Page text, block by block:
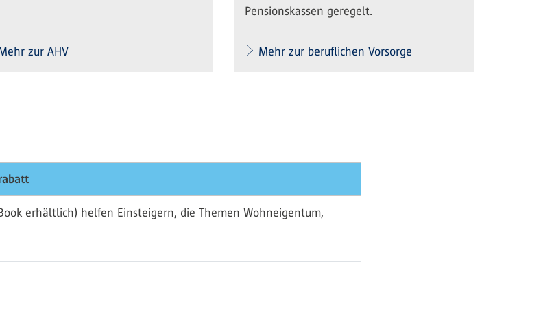
zur AHV
Pensionskassen geregelt.
Mehr zur beruflichen Vorsorge
erhältlich) helfen Einsteigern, die Themen Wohneigentum,